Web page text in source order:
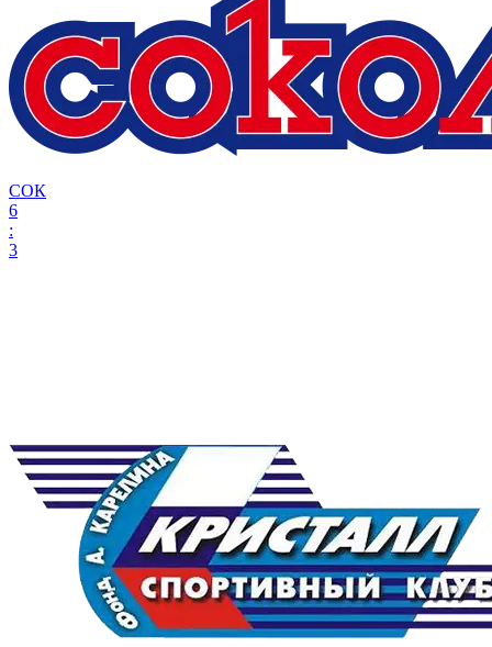
СОК
6
:
3